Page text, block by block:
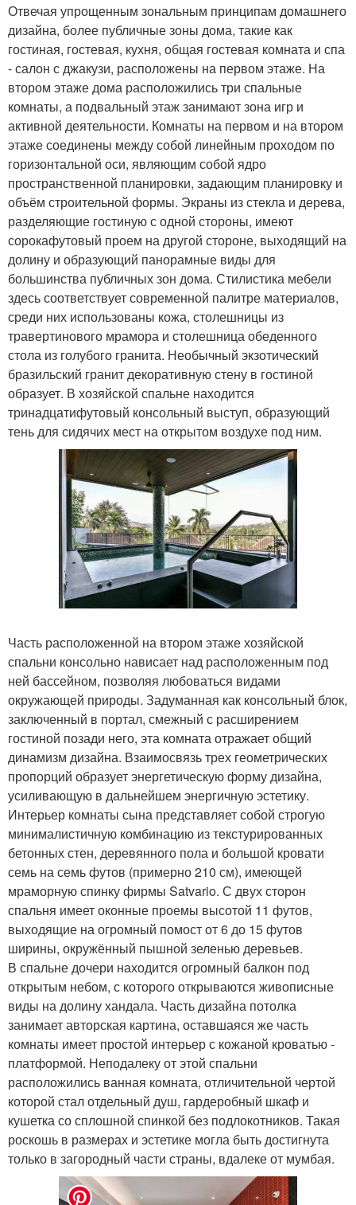
Отвечая упрощенным зональным принципам домашнего
дизайна, более публичные зоны дома, такие как
гостиная, гостевая, кухня, общая гостевая комната и спа
- салон с джакузи, расположены на первом этаже. На
втором этаже дома расположились три спальные
комнаты, а подвальный этаж занимают зона игр и
активной деятельности. Комнаты на первом и на втором
этаже соединены между собой линейным проходом по
горизонтальной оси, являющим собой ядро
пространственной планировки, задающим планировку и
объём строительной формы. Экраны из стекла и дерева,
разделяющие гостиную с одной стороны, имеют
сорокафутовый проем на другой стороне, выходящий на
долину и образующий панорамные виды для
большинства публичных зон дома. Стилистика мебели
здесь соответствует современной палитре материалов,
среди них использованы кожа, столешницы из
травертинового мрамора и столешница обеденного
стола из голубого гранита. Необычный экзотический
бразильский гранит декоративную стену в гостиной
образует. В хозяйской спальне находится
тринадцатифутовый консольный выступ, образующий
тень для сидячих мест на открытом воздухе под ним.
Часть расположенной на втором этаже хозяйской
спальни консольно нависает над расположенным под
ней бассейном, позволяя любоваться видами
окружающей природы. Задуманная как консольный блок,
заключенный в портал, смежный с расширением
гостиной позади него, эта комната отражает общий
динамизм дизайна. Взаимосвязь трех геометрических
пропорций образует энергетическую форму дизайна,
усиливающую в дальнейшем энергичную эстетику.
Интерьер комнаты сына представляет собой строгую
минималистичную комбинацию из текстурированных
бетонных стен, деревянного пола и большой кровати
семь на семь футов (примерно 210 см), имеющей
мраморную спинку фирмы Satvario. С двух сторон
спальня имеет оконные проемы высотой 11 футов,
выходящие на огромный помост от 6 до 15 футов
ширины, окружённый пышной зеленью деревьев.
В спальне дочери находится огромный балкон под
открытым небом, с которого открываются живописные
виды на долину хандала. Часть дизайна потолка
занимает авторская картина, оставшаяся же часть
комнаты имеет простой интерьер с кожаной кроватью -
платформой. Неподалеку от этой спальни
расположились ванная комната, отличительной чертой
которой стал отдельный душ, гардеробный шкаф и
кушетка со сплошной спинкой без подлокотников. Такая
роскошь в размерах и эстетике могла быть достигнута
только в загородный части страны, вдалеке от мумбая.